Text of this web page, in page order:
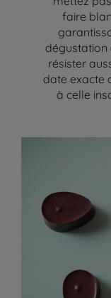
faire
dégustation
résister
date exacte
à celle